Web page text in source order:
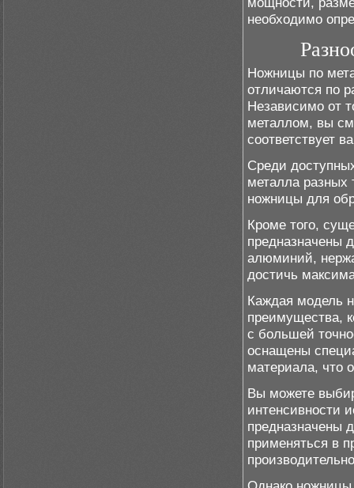
необходимо
Ножницы по
отличаются по
Независимо от
металлом, вы
соответствует
Среди
металла разных
ножницы для
Кроме того,
предназначены
алюминий,
достичь
Каждая модель
преимущества,
с большей
оснащены
материала, что
Вы можете
интенсивности
предназначены
применяться в